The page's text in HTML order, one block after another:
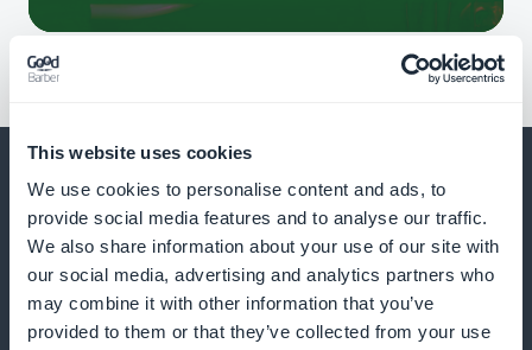
This website uses cookies
We use cookies to personalise content and ads, to
provide social media features and to analyse our traffic.
We also share information about your use of our site with
our social media, advertising and analytics partners who
may combine it with other information that you’ve
provided to them or that they’ve collected from your use
E muito, muito mais